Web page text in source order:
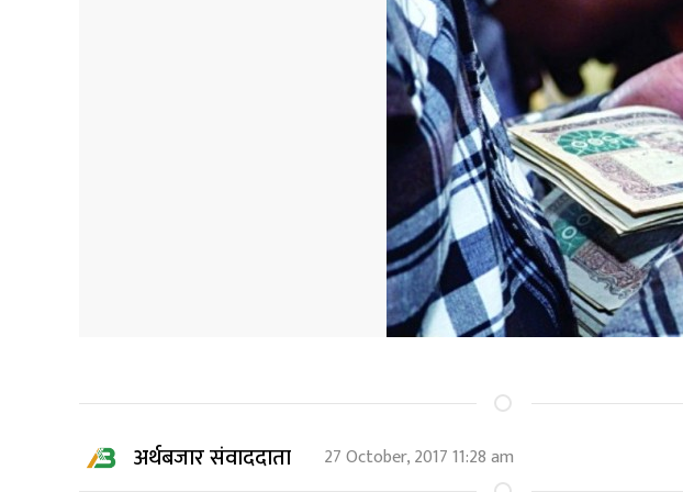
अर्थबजार संवाददाता 27 October, 2017 11:28 am